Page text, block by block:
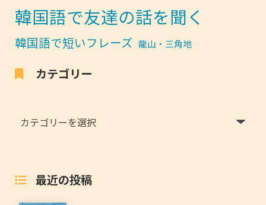
韓国語で友達の話を聞く
韓国語で短いフレーズ 龍山・三角地
カテゴリー
最近の投稿